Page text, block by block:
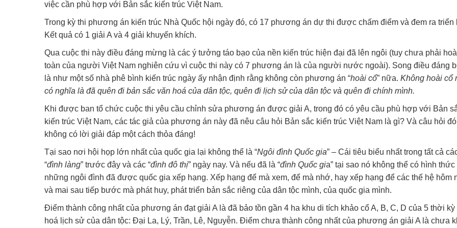
việc cần phù hợp với Bản sắc kiến trúc Việt Nam.
Trong kỳ thi phương án kiến trúc Nhà Quốc hội ngày đó, có 17 phương án dự thi được chấm điểm và đem ra triển
Kết quả có 1 giải A và 4 giải khuyến khích.
Qua cuộc thi này điều đáng mừng là các ý tưởng táo bạo của nền kiến trúc hiện đại đã lên ngôi (tuy chưa phải
toàn của người Việt Nam nghiên cứu vì cuộc thi này có 7 phương án là của người nước ngoài). Song điều đáng
là như một số nhà phê bình kiến trúc ngày ấy nhận định rằng không còn phương án “hoài cổ” nữa. Không hoài cổ
có nghĩa là đã quên đi bản sắc văn hoá của dân tộc, quên đi lịch sử của dân tộc và quên đi chính mình.
Khi được ban tổ chức cuộc thi yêu cầu chỉnh sửa phương án được giải A, trong đó có yêu cầu phù hợp với Bản
kiến trúc Việt Nam, các tác giả của phương án này đã nêu câu hỏi Bản sắc kiến trúc Việt Nam là gì? Và câu hỏi đó
không có lời giải đáp một cách thỏa đáng!
Tại sao nơi hội họp lớn nhất của quốc gia lại không thể là “Ngôi đình Quốc gia” – Cái tiêu biểu nhất trong tất cả
“đình làng” trước đây và các “đình đô thị” ngày nay. Và nếu đã là “đình Quốc gia” tại sao nó không thể có hình
những ngôi đình đã được quốc gia xếp hạng. Xếp hạng để mà xem, để mà nhớ, hay xếp hạng để các thế hệ hôm
và mai sau tiếp bước mà phát huy, phát triển bản sắc riêng của dân tộc mình, của quốc gia mình.
Điểm thành công nhất của phương án đạt giải A là đã bảo tồn gần 4 ha khu di tích khảo cổ A, B, C, D của 5 thời kỳ
hoá lịch sử của dân tộc: Đại La, Lý, Trần, Lê, Nguyễn. Điểm chưa thành công nhất của phương án giải A là chưa